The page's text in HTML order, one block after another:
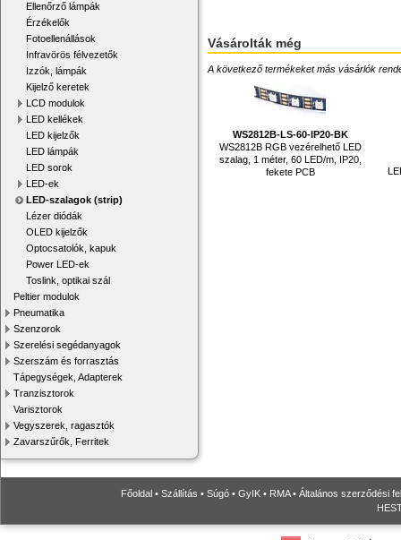
Ellenőrző lámpák
Érzékelők
Fotoellenállások
Infravörös félvezetők
Izzók, lámpák
Kijelző keretek
LCD modulok
LED kellékek
LED kijelzők
LED lámpák
LED sorok
LED-ek
LED-szalagok (strip)
Lézer diódák
OLED kijelzők
Optocsatolók, kapuk
Power LED-ek
Toslink, optikai szál
Peltier modulok
Pneumatika
Szenzorok
Szerelési segédanyagok
Szerszám és forrasztás
Tápegységek, Adapterek
Tranzisztorok
Varisztorok
Vegyszerek, ragasztók
Zavarszűrők, Ferritek
Vásárolták még
A következő termékeket más vásárlók
WS2812B-LS-60-IP20-BK
WS2812B RGB vezérelhető LED
szalag, 1 méter, 60 LED/m, IP20,
fekete PCB
Főoldal • Szállítás • Súgó • GyIK • RMA• Általános szerződési